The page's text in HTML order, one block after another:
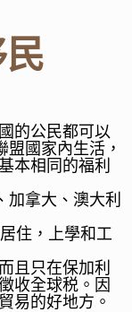
的公民都可以
國家內生活，
本相同的福利
拿大、澳大利
住，上學和工
且只在保加利
收全球税。因
易的好地方。